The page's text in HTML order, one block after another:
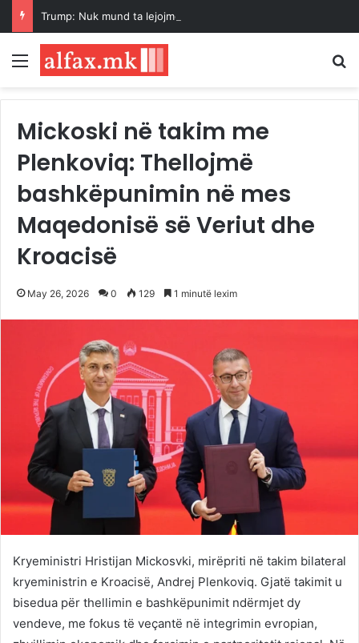
Menu
Mickoski në takim me
Plenkoviq: Thellojmë
bashkëpunimin në mes
Maqedonisë së Veriut dhe
Kroacisë
May 26, 2026 0 129 1 minutë lexim
Kryeministri Hristijan Mickosvki, mirëpriti në takim bilateral
kryeministrin e Kroacisë, Andrej Plenkoviq. Gjatë takimit u
bisedua për thellimin e bashkëpunimit ndërmjet dy
vendeve, me fokus të veçantë në integrimin evropian,